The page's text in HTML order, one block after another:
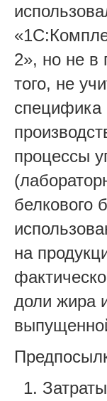
2», но не
того, не
специфика
процессы
белкового
на
доли жира